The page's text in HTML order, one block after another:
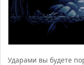
Ударами вы будете